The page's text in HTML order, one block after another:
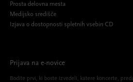
Prosta delovna mesta
Medijsko središče
Izjava o dostopnosti spletnih vsebin CD
Prijava na e-novice
Bodite prvi, ki boste izvedeli, katere koncerte,